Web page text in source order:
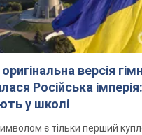
версія
Російська
у школі
є тільки перший